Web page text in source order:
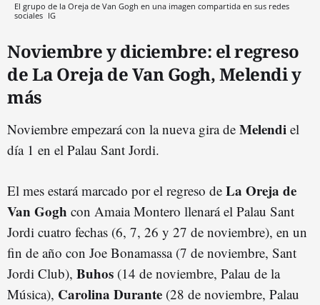
El grupo de la Oreja de Van Gogh en una imagen compartida en sus redes
sociales IG
Noviembre y diciembre: el regreso
de La Oreja de Van Gogh, Melendi y
más
Noviembre empezará con la nueva gira de Melendi el
día 1 en el Palau Sant Jordi.
El mes estará marcado por el regreso de La Oreja de
Van Gogh con Amaia Montero llenará el Palau Sant
Jordi cuatro fechas (6, 7, 26 y 27 de noviembre), en un
fin de año con Joe Bonamassa (7 de noviembre, Sant
Jordi Club), Buhos (14 de noviembre, Palau de la
Música), Carolina Durante (28 de noviembre, Palau